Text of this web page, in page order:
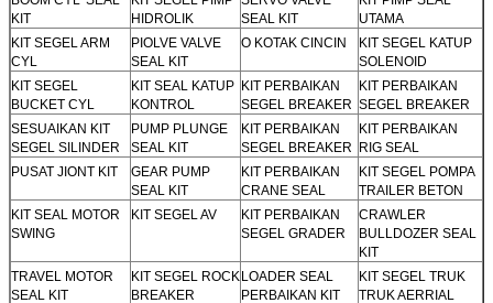
KIT
HIDROLIK
SEAL KIT
UTAMA
KIT SEGEL ARM
CYL
PIOLVE VALVE
SEAL KIT
O KOTAK CINCIN
KIT SEGEL KATUP
SOLENOID
KIT SEGEL
BUCKET CYL
KIT SEAL KATUP
KONTROL
KIT PERBAIKAN
SEGEL BREAKER
KIT PERBAIKAN
SEGEL BREAKER
SESUAIKAN KIT
SEGEL SILINDER
PUMP PLUNGE
SEAL KIT
KIT PERBAIKAN
SEGEL BREAKER
KIT PERBAIKAN
RIG SEAL
PUSAT JIONT KIT
GEAR PUMP
SEAL KIT
KIT PERBAIKAN
CRANE SEAL
KIT SEGEL POMPA
TRAILER BETON
KIT SEAL MOTOR
SWING
KIT SEGEL AV
KIT PERBAIKAN
SEGEL GRADER
CRAWLER
BULLDOZER SEAL
KIT
TRAVEL MOTOR
SEAL KIT
KIT SEGEL ROCK
BREAKER
LOADER SEAL
PERBAIKAN KIT
KIT SEGEL TRUK
TRUK AERRIAL